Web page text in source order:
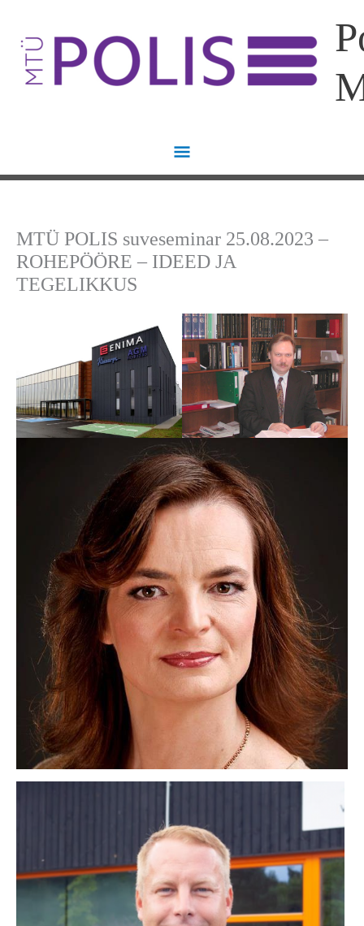
content
Menu
MTÜ POLIS suveseminar 25.08.2023 –
ROHEPÖÖRE – IDEED JA
TEGELIKKUS